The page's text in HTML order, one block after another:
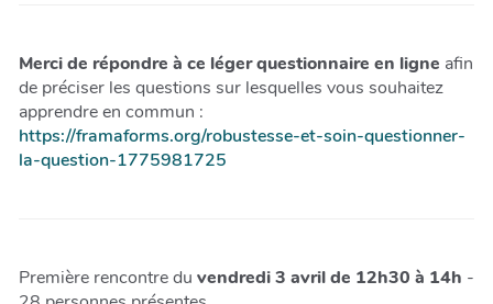
Merci de répondre à ce léger questionnaire en ligne afin
de préciser les questions sur lesquelles vous souhaitez
apprendre en commun :
https://framaforms.org/robustesse-et-soin-questionner-
la-question-1775981725
Première rencontre du vendredi 3 avril de 12h30 à 14h -